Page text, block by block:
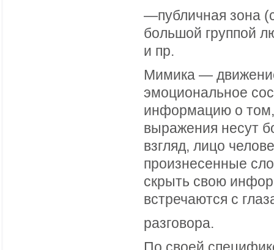
—публичная зона
большой группой
и пр.
Мимика —
эмоциональное
информацию о том,
выражения несут
взгляд, лицо
произнесенные
скрыть свою
встречаются с
разговора.